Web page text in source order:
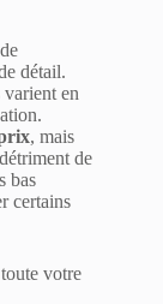
détail.
en
, mais
de
bas
certains
votre